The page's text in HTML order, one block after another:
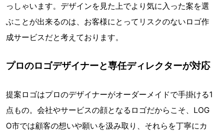
っしゃいます。デザインを見た上でより気に入った案を選
ぶことが出来るのは、お客様にとってリスクのないロゴ作
成サービスだと考えております。
プロのロゴデザイナーと専任ディレクターが対応
提案ロゴはプロのデザイナーがオーダーメイドで手掛ける1
点もの。会社やサービスの顔となるロゴだからこそ、LOG
O市では顧客の想いや願いを汲み取り、それらを丁寧にカ